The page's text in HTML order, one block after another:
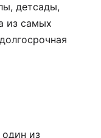
детсады,
из самых
из